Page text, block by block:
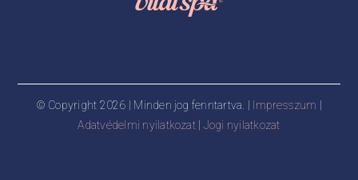
© Copyright 2026 | Minden jog fenntartva. | Impresszum |
Adatvédelmi nyilatkozat| Jogi nyilatkozat